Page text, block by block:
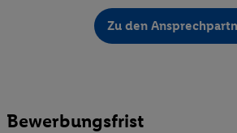
Zu den
Bewerbungsfrist